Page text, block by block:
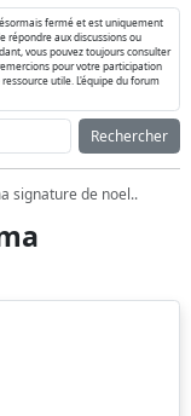
fermé et est uniquement
répondre aux discussions ou
vous pouvez toujours consulter
pour votre participation
utile. L'équipe du forum
Rechercher
signature de noel..